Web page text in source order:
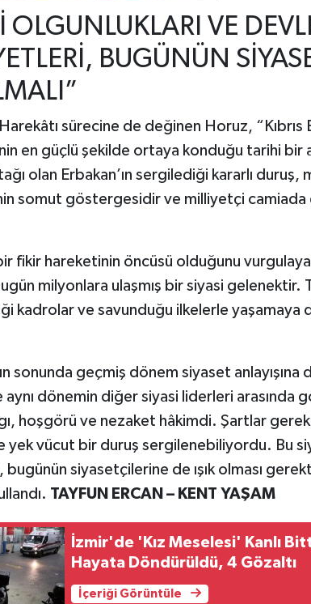
OLGUNLUKLARI VE
BUGÜNÜN
Harekâtı sürecine de değinen Horuz, “Kıbrıs
en güçlü şekilde ortaya konduğu tarihi bir
olan Erbakan’ın sergilediği kararlı duruş,
somut göstergesidir ve milliyetçi camiada
bir fikir hareketinin öncüsü olduğunu
milyonlara ulaşmış bir siyasi gelenektir.
kadrolar ve savunduğu ilkelerle yaşamaya
sonunda geçmiş dönem siyaset
aynı dönemin diğer siyasi liderleri arasında
hoşgörü ve nezaket hâkimdi. Şartlar
yek vücut bir duruş sergilenebiliyordu. Bu
siyasetçilerine de ışık olması
TAYFUN ERCAN – KENT YAŞAM
İzmir'de 'Kız Meselesi' Kanlı
Hayata Döndürüldü, 4 Gözaltı
İçeriği Görüntüle